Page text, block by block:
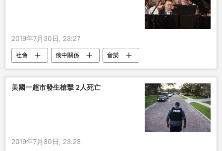
2019年7月30日, 23:27
社會 俄中關係 音樂
美國一超市發生槍擊 2人死亡
2019年7月30日, 23:23